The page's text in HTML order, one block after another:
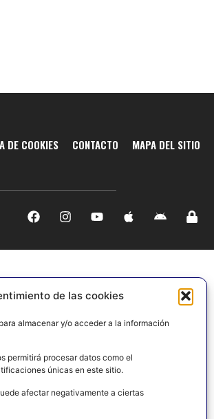
de las cookies
almacenar y/o acceder a la información
permitirá procesar datos como el
únicas en este sitio.
afectar negativamente a ciertas
DE COOKIES CONTACTO MAPA DEL SITIO